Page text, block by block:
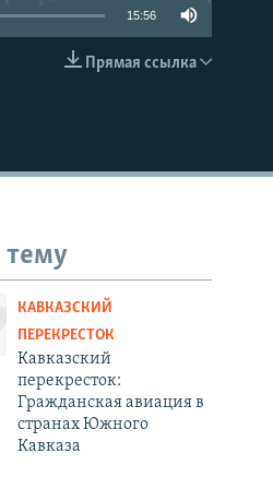
15:56
Прямая ссылка
тему
КАВКАЗСКИЙ
ПЕРЕКРЕСТОК
Кавказский
перекресток:
Гражданская авиация в
странах Южного
Кавказа